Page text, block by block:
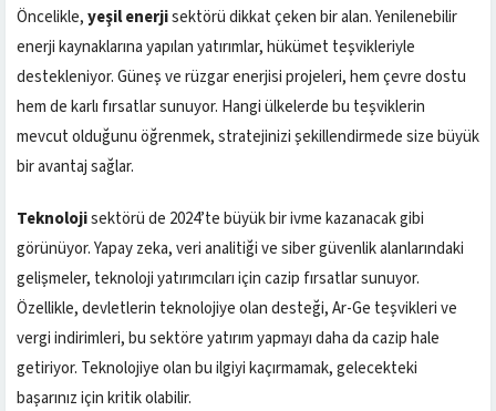
Öncelikle,yeşil enerjisektörü dikkat çeken bir alan. Yenilenebilir
enerji kaynaklarına yapılan yatırımlar, hükümet teşvikleriyle
destekleniyor. Güneş ve rüzgar enerjisi projeleri, hem çevre dostu
hem de karlı fırsatlar sunuyor. Hangi ülkelerde bu teşviklerin
mevcut olduğunu öğrenmek, stratejinizi şekillendirmede size büyük
bir avantaj sağlar.
Teknolojisektörü de 2024’te büyük bir ivme kazanacak gibi
görünüyor. Yapay zeka, veri analitiği ve siber güvenlik alanlarındaki
gelişmeler, teknoloji yatırımcıları için cazip fırsatlar sunuyor.
Özellikle, devletlerin teknolojiye olan desteği, Ar-Ge teşvikleri ve
vergi indirimleri, bu sektöre yatırım yapmayı daha da cazip hale
getiriyor. Teknolojiye olan bu ilgiyi kaçırmamak, gelecekteki
başarınız için kritik olabilir.